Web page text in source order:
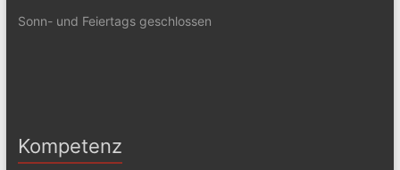
Sonn- und Feiertags geschlossen
Kompetenz